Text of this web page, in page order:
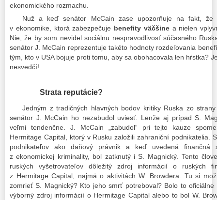
ekonomického rozmachu.
Nuž a keď senátor McCain zase upozorňuje na fakt,
v ekonomike, ktorá zabezpečuje benefity väčšine a nielen
Nie, že by som nevidel sociálnu nespravodlivosť súčasného
senátor J. McCain reprezentuje takéto hodnoty rozdeľovania
tým, kto v USA bojuje proti tomu, aby sa obohacovala len hŕstka?
nesvedčí!
Strata reputácie?
Jedným z tradičných hlavných bodov kritiky Ruska zo
senátor J. McCain ho nezabudol uviesť. Lenže aj prípad S.
veľmi tendenčne. J. McCain „zabudol“ pri tejto kauze
Hermitage Capital, ktorý v Rusku založili zahraniční podnikatelia.
podnikateľov ako daňový právnik a keď uvedená finančná
z ekonomickej kriminality, bol zatknutý i S. Magnický. Tento
ruských vyšetrovateľov dôležitý zdroj informácií o ruských
z Hermitage Capital, najmä o aktivitách W. Browdera. Tu si
zomrieť S. Magnický? Kto jeho smrť potreboval? Bolo to
výborný zdroj informácií o Hermitage Capital alebo to bol W.